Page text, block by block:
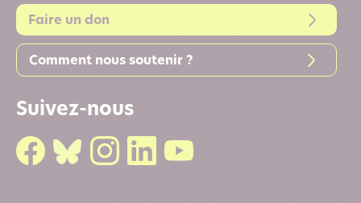
Faire un don
Comment nous soutenir ?
Suivez-nous